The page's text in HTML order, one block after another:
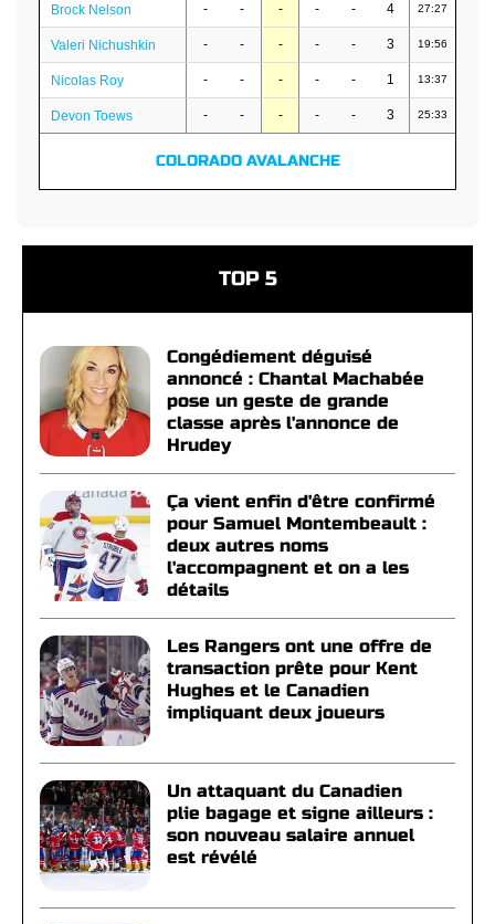
Brock Nelson - - - - - 4 27:27
Valeri Nichushkin - - - - - 3 19:56
Nicolas Roy - - - - - 1 13:37
Devon Toews - - - - - 3 25:33
COLORADO AVALANCHE
TOP 5
Congédiement déguisé
annoncé : Chantal Machabée
pose un geste de grande
classe après l'annonce de
Hrudey
Ça vient enfin d'être confirmé
pour Samuel Montembeault :
deux autres noms
l'accompagnent et on a les
détails
Les Rangers ont une offre de
transaction prête pour Kent
Hughes et le Canadien
impliquant deux joueurs
Un attaquant du Canadien
plie bagage et signe ailleurs :
son nouveau salaire annuel
est révélé